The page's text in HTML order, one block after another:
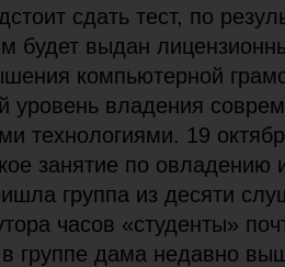
сдать тест, по
будет выдан
компьютерной
уровень владения
технологиями. 19
занятие по
группа из десяти
часов «студенты»
группе дама недавно